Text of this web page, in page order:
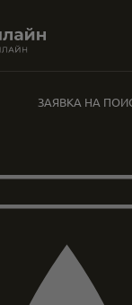
ЗАЯВКА НА